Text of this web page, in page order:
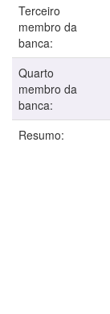
Terceiro
membro da
banca:
Quarto
membro da
banca:
Resumo: